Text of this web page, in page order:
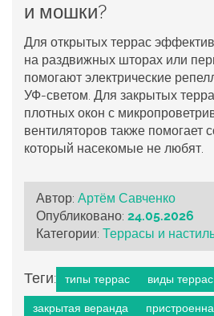
и мошки?
Для открытых террас
на раздвижных шторах или
помогают электрические
УФ-светом. Для закрытых
плотных окон с
вентиляторов также помогает
который насекомые не любят.
Автор: Артём Савченко
Опубликовано: 24.05.2026
Категории: Террасы и
Теги: типы террас виды террас
закрытая веранда